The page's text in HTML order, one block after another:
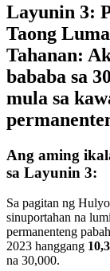
Layunin 3:
Taong
Tahanan:
bababa sa
mula sa
Ang aming
sa Layunin 3:
Sa pagitan ng
sinuportahan na
permanenteng
2023 hanggang
na 30,000.